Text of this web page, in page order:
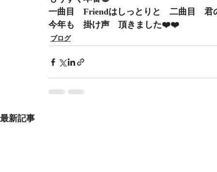
一曲目　Friendはしっとりと　二曲目　
今年も　掛け声　頂きました❤️❤️
ブログ
最新記事